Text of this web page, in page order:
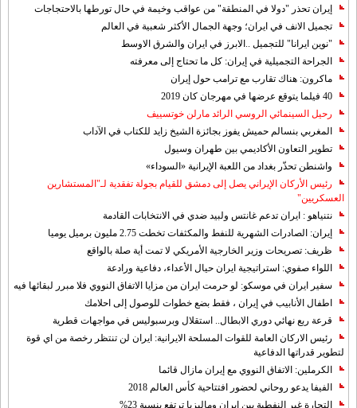
إيران تحذر "دولا في المنطقة" من عواقب وخيمة في حال تورطها بالاحتجاجات
تجميل الانف في ايران؛ وجهة الجمال الأكثر شعبية في العالم
"نوين ايرانا" للتجميل ..الابرز في ايران والشرق الاوسط
الجراحة التجميلية في إيران: كل ما تحتاج إلى معرفته
ماكرون: هناك تقارب مع ترامب حول إيران
40 فيلما يتوقع عرضها في مهرجان كان 2019
رحيل السينمائي الروسي الرائد مارلن خوتسييف
المغربي بنسالم حميش يفوز بجائزة الشيخ زايد للكتاب في الآداب
تطوير التعاون الأكاديمي بين طهران وسيول
واشنطن تحذّر بغداد من اللعبة الإيرانية «السوداء»
رئيس الأركان الإيراني يصل إلى دمشق للقيام بجولة تفقدية لـ"المستشارين
العسكريين"
نتنياهو : ايران تدعم غانتس ولبيد ضدي في الانتخابات القادمة
إيران: الصادرات الشهریة للنفط والمكثفات تخطت 2.75 مليون برميل يوميا
ظريف: تصريحات وزير الخارجية الأمريكي لا تمت أية صلة بالواقع
اللواء صفوي: استراتيجية ايران حيال الأعداء، دفاعية ورادعة
سفير ايران في موسكو: لو حرمت ايران من مزايا الاتفاق النووي فلا مبرر لبقائها فيه
اطفال الأنابيب في إيران ، فقط بضع خطوات للوصول إلى احلامك
قرعة ربع نهائي دوري الابطال.. استقلال وبرسبوليس في مواجهات قطرية
رئيس الاركان العامة للقوات المسلحة الايرانية: ايران لن تنتظر رخصة من اي قوة
لتطوير قدراتها الدفاعية
الكرملين: الاتفاق النووي مع إيران مازال قائما
الفيفا يدعو روحاني لحضور افتتاحية كأس العالم 2018
التجارة غیر النفطیة بین إیران ومالیزیا ترتفع بنسبة 23%